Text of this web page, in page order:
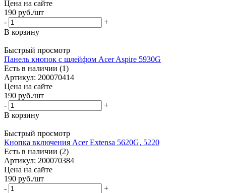
Цена на сайте
190 руб./шт
-
+
В корзину
Быстрый просмотр
Панель кнопок с шлейфом Acer Aspire 5930G
Есть в наличии (1)
Артикул: 200070414
Цена на сайте
190 руб./шт
-
+
В корзину
Быстрый просмотр
Кнопка включения Acer Extensa 5620G, 5220
Есть в наличии (2)
Артикул: 200070384
Цена на сайте
190 руб./шт
-
+